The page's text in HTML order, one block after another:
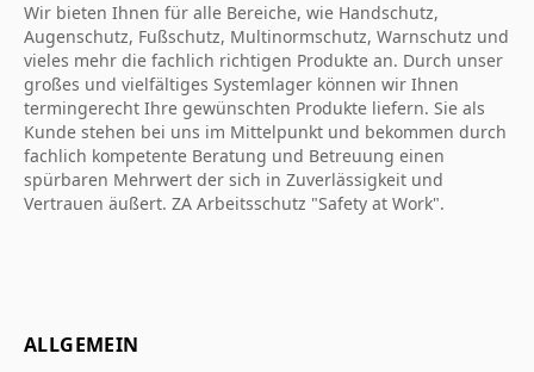
Wir bieten Ihnen für alle Bereiche, wie Handschutz,
Augenschutz, Fußschutz, Multinormschutz, Warnschutz und
vieles mehr die fachlich richtigen Produkte an. Durch unser
großes und vielfältiges Systemlager können wir Ihnen
termingerecht Ihre gewünschten Produkte liefern. Sie als
Kunde stehen bei uns im Mittelpunkt und bekommen durch
fachlich kompetente Beratung und Betreuung einen
spürbaren Mehrwert der sich in Zuverlässigkeit und
Vertrauen äußert. ZA Arbeitsschutz "Safety at Work".
ALLGEMEIN